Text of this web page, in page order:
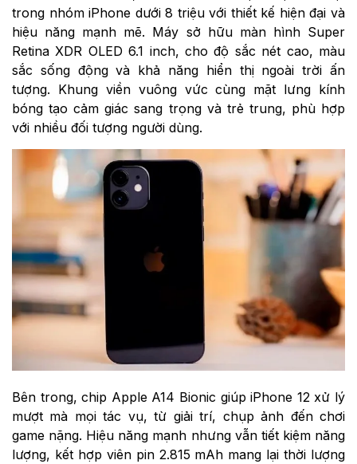
trong nhóm iPhone dưới 8 triệu với thiết kế hiện đại và
hiệu năng mạnh mẽ. Máy sở hữu màn hình Super
Retina XDR OLED 6.1 inch, cho độ sắc nét cao, màu
sắc sống động và khả năng hiển thị ngoài trời ấn
tượng. Khung viền vuông vức cùng mặt lưng kính
bóng tạo cảm giác sang trọng và trẻ trung, phù hợp
với nhiều đối tượng người dùng.
Bên trong, chip Apple A14 Bionic giúp iPhone 12 xử lý
mượt mà mọi tác vụ, từ giải trí, chụp ảnh đến chơi
game nặng. Hiệu năng mạnh nhưng vẫn tiết kiệm năng
lượng, kết hợp viên pin 2.815 mAh mang lại thời lượng